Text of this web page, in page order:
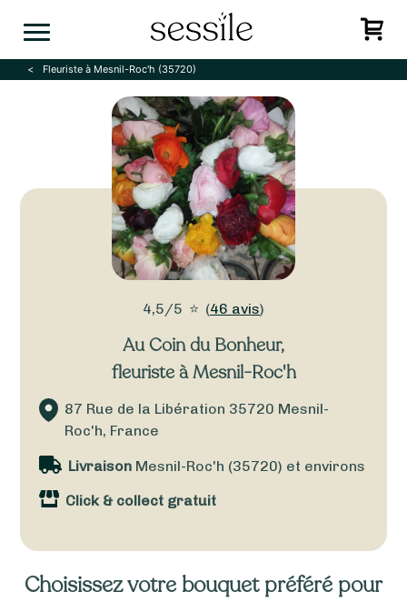
Fleuriste à Mesnil-Roc'h (35720)
4,5/5 ⭐ (46 avis)
Au Coin du Bonheur,
fleuriste à Mesnil-Roc'h
87 Rue de la Libération 35720 Mesnil-
Roc'h, France
LivraisonMesnil-Roc'h (35720) et environs
Click & collect gratuit
Choisissez votre bouquet préféré pour